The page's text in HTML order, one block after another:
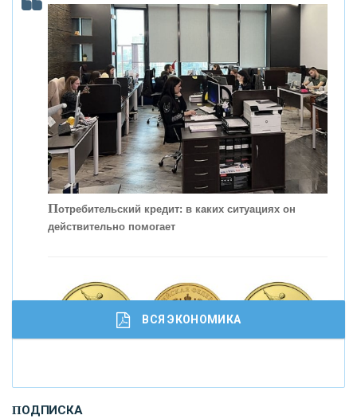
Скорость - один из главных трендов в
кредитовании бизнеса - «Интервью»
Потребительский кредит: в каких ситуациях он
действительно помогает
И
сохранения и увеличения капитала
ВСЯ ЭКОНОМИКА
ПОДПИСКА